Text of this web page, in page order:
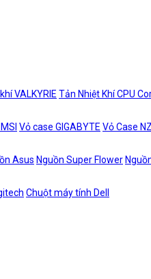
VALKYRIE Tản Nhiệt Khí CPU
Vỏ case GIGABYTE Vỏ Case
Asus Nguồn Super Flower
Chuột máy tính Dell